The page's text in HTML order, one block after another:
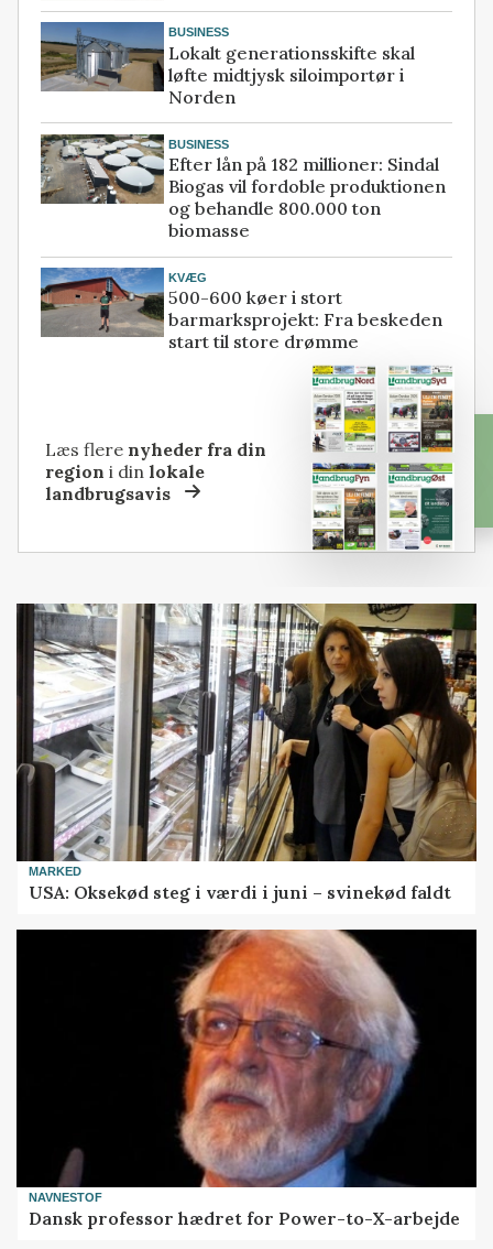
BUSINESS
Lokalt generationsskifte skal
løfte midtjysk siloimportør i
Norden
BUSINESS
Efter lån på 182 millioner: Sindal
Biogas vil fordoble produktionen
og behandle 800.000 ton
biomasse
KVÆG
500-600 køer i stort
barmarksprojekt: Fra beskeden
start til store drømme
Læs flere nyheder fra din
region i dinlokale
landbrugsavis
MARKED
USA: Oksekød steg i værdi i juni – svinekød faldt
NAVNESTOF
Dansk professor hædret for Power-to-X-arbejde